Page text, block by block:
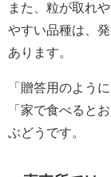
また、粒が取れ
やすい品種は、
あります。
「贈答用のよう
「家で食べると
ぶどうです。